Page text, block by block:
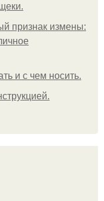
признак измены:
и с чем носить.